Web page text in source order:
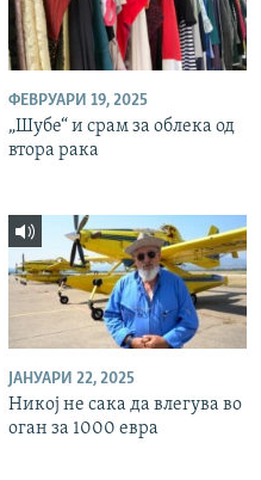
ФЕВРУАРИ 19, 2025
„Шубе“ и срам за облека од
втора рака
ЈАНУАРИ 22, 2025
Никој не сака да влегува во
оган за 1000 евра